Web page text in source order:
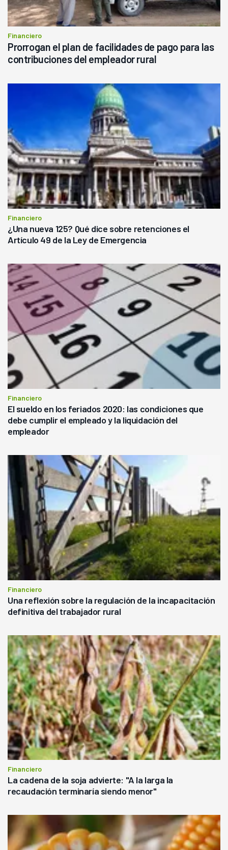
Financiero
Prorrogan el plan de facilidades de pago para las
contribuciones del empleador rural
Financiero
¿Una nueva 125? Qué dice sobre retenciones el
Artículo 49 de la Ley de Emergencia
Financiero
El sueldo en los feriados 2020: las condiciones que
debe cumplir el empleado y la liquidación del
empleador
Financiero
Una reflexión sobre la regulación de la incapacitación
definitiva del trabajador rural
Financiero
La cadena de la soja advierte: "A la larga la
recaudación terminaría siendo menor"